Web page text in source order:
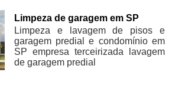
Limpeza de garagem em SP
Limpeza e lavagem de pisos e
garagem predial e condomínio em
SP empresa terceirizada lavagem
de garagem predial